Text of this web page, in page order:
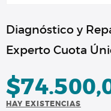
Diagnóstico y
Experto Cuota
$
HAY EXISTENCIAS